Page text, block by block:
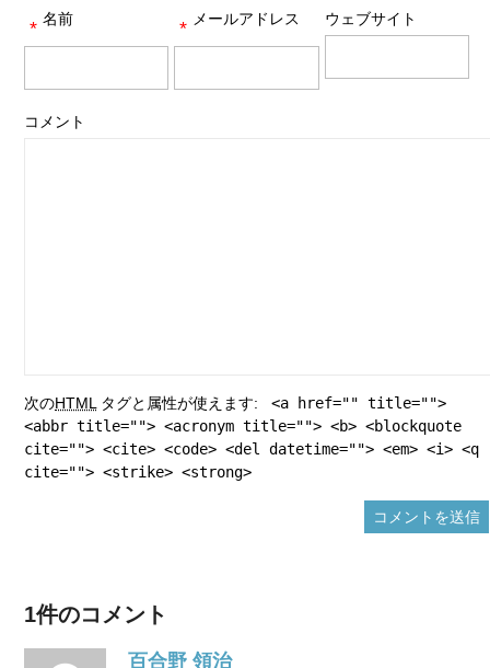
名前
* メールアドレス
* ウェブサイト
コメント
次のHTML タグと属性が使えます:
<a href="" title="">
<abbr title=""> <acronym title=""> <b> <blockquote
cite=""> <cite> <code> <del datetime=""> <em> <i> <q
cite=""> <strike> <strong>
1件のコメント
百合野 領治